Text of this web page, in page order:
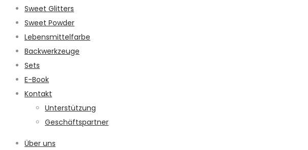
Sweet Glitters
Sweet Powder
Lebensmittelfarbe
Backwerkzeuge
Sets
E-Book
Kontakt
Unterstützung
Geschäftspartner
Über uns